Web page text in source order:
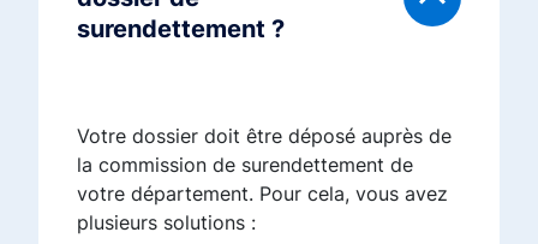
surendettement ?
Votre dossier doit être déposé auprès de
la commission de surendettement de
votre département. Pour cela, vous avez
plusieurs solutions :